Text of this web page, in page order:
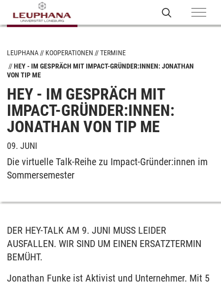
LEUPHANA KOOPERATIONEN
TERMINE
HEY - IM GESPRÄCH MIT IMPACT-GRÜNDER:INNEN: JONATHAN
VON TIP ME
HEY - IM GESPRÄCH MIT
IMPACT-GRÜNDER:INNEN:
JONATHAN VON TIP ME
09. JUNI
Die virtuelle Talk-Reihe zu Impact-Gründer:innen im
Sommersemester
DER HEY-TALK AM 9. JUNI MUSS LEIDER
AUSFALLEN. WIR SIND UM EINEN ERSATZTERMIN
BEMÜHT.
Jonathan Funke ist Aktivist und Unternehmer. Mit 5